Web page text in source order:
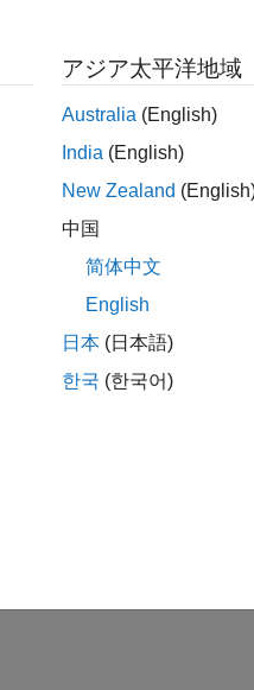
アジア太平洋地域
Australia (English)
India (English)
New Zealand
中国
简体中文
English
日本 (日本語)
한국 (한국어)